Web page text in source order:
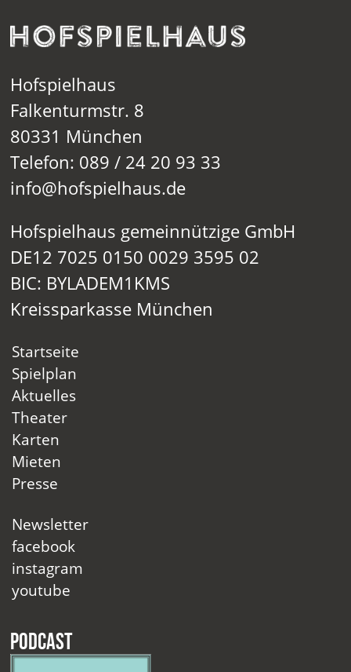
Hofspielhaus
Falkenturmstr. 8
80331 München
Telefon: 089 / 24 20 93 33
info@hofspielhaus.de
Hofspielhaus gemeinnützige GmbH
DE12 7025 0150 0029 3595 02
BIC: BYLADEM1KMS
Kreissparkasse München
Startseite
Spielplan
Aktuelles
Theater
Karten
Mieten
Presse
Newsletter
facebook
instagram
youtube
Podcast